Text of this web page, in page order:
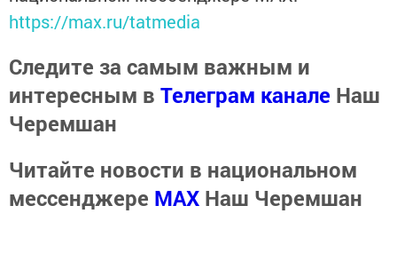
https://max.ru/tatmedia
Следите за самым важным и
интересным в Телеграм канале Наш
Черемшан
Читайте новости в национальном
мессенджере MАХ Наш Черемшан